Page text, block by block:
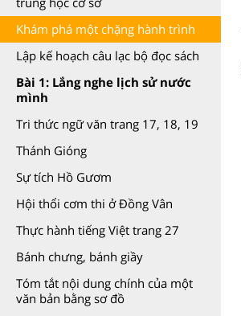
Khám phá một chặng hành trình
Lập kế hoạch câu lạc bộ đọc sách
Bài 1: Lắng nghe lịch sử nước
mình
Tri thức ngữ văn trang 17, 18, 19
Thánh Gióng
Sự tích Hồ Gươm
Hội thổi cơm thi ở Đồng Vân
Thực hành tiếng Việt trang 27
Bánh chưng, bánh giầy
Tóm tắt nội dung chính của một
văn bản bằng sơ đồ